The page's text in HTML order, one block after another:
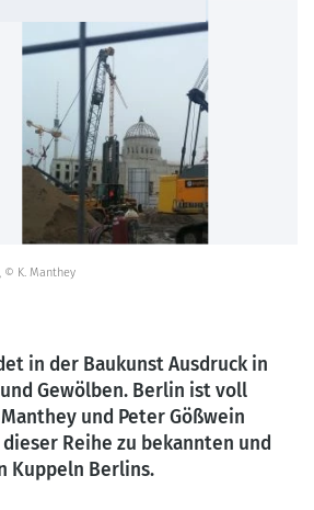
© K. Manthey
in der Baukunst Ausdruck in
Gewölben. Berlin ist voll
und Peter Gößwein
Reihe zu bekannten und
Kuppeln Berlins.